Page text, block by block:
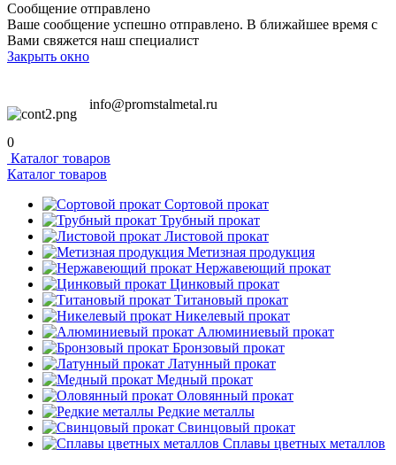
Сообщение отправлено
Ваше сообщение успешно отправлено. В ближайшее время с
Вами свяжется наш специалист
Закрыть окно
info@promstalmetal.ru
0
Каталог товаров
Каталог товаров
Сортовой прокат
Трубный прокат
Листовой прокат
Метизная продукция
Нержавеющий прокат
Цинковый прокат
Титановый прокат
Никелевый прокат
Алюминиевый прокат
Бронзовый прокат
Латунный прокат
Медный прокат
Оловянный прокат
Редкие металлы
Свинцовый прокат
Сплавы цветных металлов